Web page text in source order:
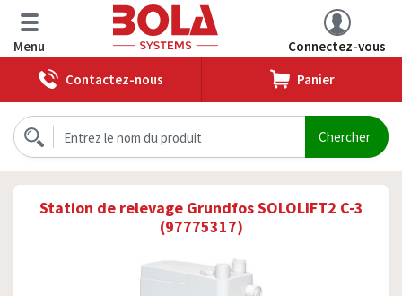
Menu
Connectez-vous
Contactez-nous
Panier
Station de relevage Grundfos SOLOLIFT2 C-3
(97775317)